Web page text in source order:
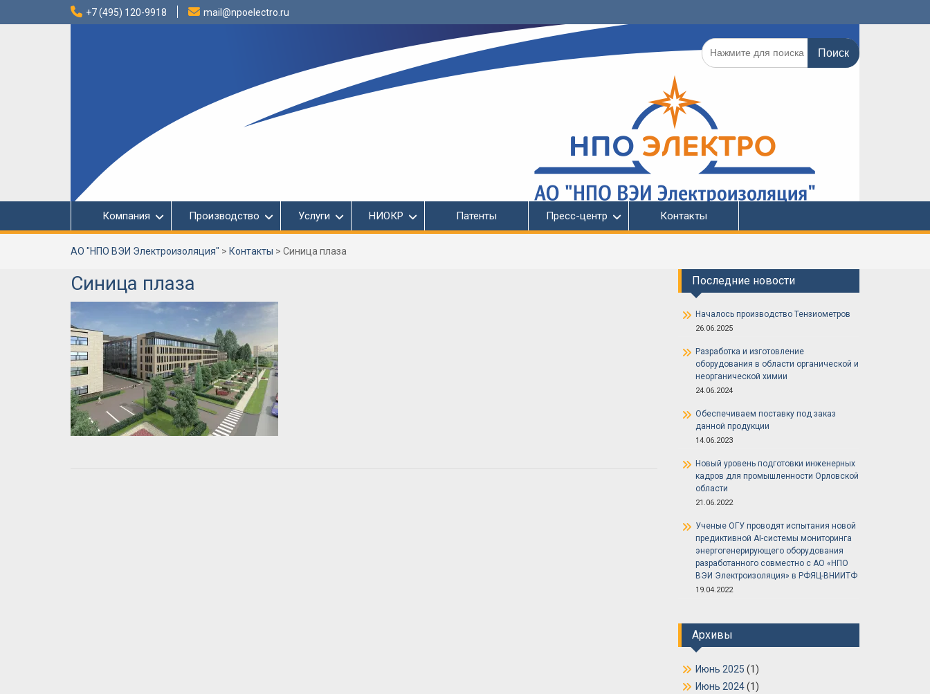
+7 (495) 120-9918 mail@npoelectro.ru
Поиск
по:
Компания Производство Услуги НИОКР Патенты Пресс-центр Контакты
АО "НПО ВЭИ Электроизоляция" > Контакты > Синица плаза
Синица плаза Последние новости
Началось производство Тензиометров
26.06.2025
Разработка и изготовление
оборудования в области органической и
неорганической химии
24.06.2024
Обеспечиваем поставку под заказ
данной продукции
14.06.2023
Новый уровень подготовки инженерных
кадров для промышленности Орловской
области
21.06.2022
Ученые ОГУ проводят испытания новой
предиктивной AI-системы мониторинга
энергогенерирующего оборудования
разработанного совместно с АО «НПО
ВЭИ Электроизоляция» в РФЯЦ-ВНИИТФ
19.04.2022
Архивы
Июнь 2025 (1)
Июнь 2024(1)